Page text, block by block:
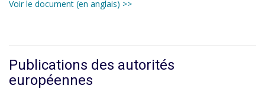
Voir le document (en anglais) >>
Publications des autorités
européennes